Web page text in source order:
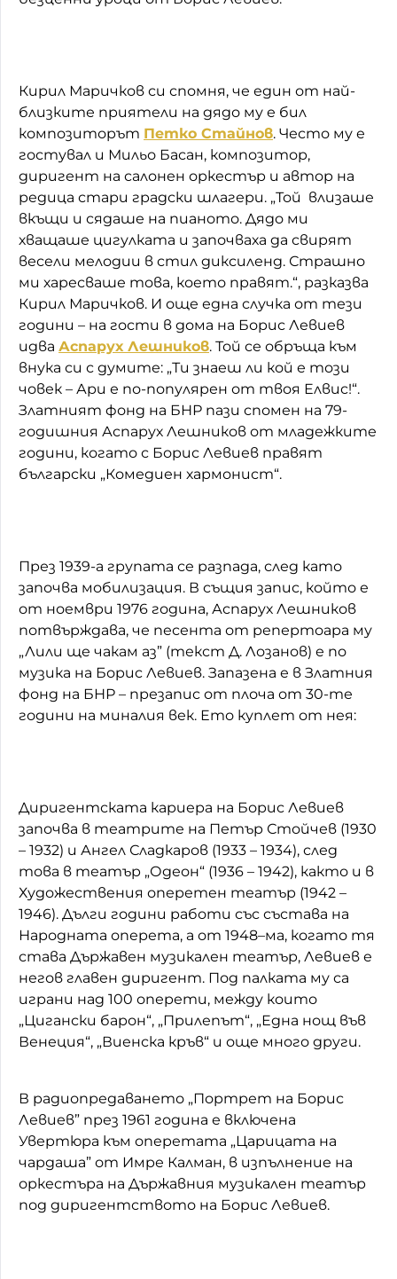
Кирил Маричков си спомня, че един от най-
близките приятели на дядо му е бил
композиторът Петко Стайнов. Често му е
гостувал и Мильо Басан, композитор,
диригент на салонен оркестър и автор на
редица стари градски шлагери. „Той влизаше
вкъщи и сядаше на пианото. Дядо ми
хващаше цигулката и започваха да свирят
весели мелодии в стил диксиленд. Страшно
ми харесваше това, което правят.“, разказва
Кирил Маричков. И още една случка от тези
години – на гости в дома на Борис Левиев
идва Аспарух Лешников. Той се обръща към
внука си с думите: „Ти знаеш ли кой е този
човек – Ари е по-популярен от твоя Елвис!“.
Златният фонд на БНР пази спомен на 79-
годишния Аспарух Лешников от младежките
години, когато с Борис Левиев правят
български „Комедиен хармонист“.
През 1939-а групата се разпада, след като
започва мобилизация. В същия запис, който е
от ноември 1976 година, Аспарух Лешников
потвърждава, че песента от репертоара му
„Лили ще чакам аз” (текст Д. Лозанов) е по
музика на Борис Левиев. Запазена е в Златния
фонд на БНР – презапис от плоча от 30-те
години на миналия век. Ето куплет от нея:
Диригентската кариера на Борис Левиев
започва в театрите на Петър Стойчев (1930
– 1932) и Ангел Сладкаров (1933 – 1934), след
това в театър „Одеон“ (1936 – 1942), както и в
Художествения оперетен театър (1942 –
1946). Дълги години работи със състава на
Народната оперета, а от 1948–ма, когато тя
става Държавен музикален театър, Левиев е
негов главен диригент. Под палката му са
играни над 100 оперети, между които
„Цигански барон“, „Прилепът“, „Една нощ във
Венеция“, „Виенска кръв“ и още много други.
В радиопредаването „Портрет на Борис
Левиев” през 1961 година е включена
Увертюра към оперетата „Царицата на
чардаша” от Имре Калман, в изпълнение на
оркестъра на Държавния музикален театър
под диригентството на Борис Левиев.